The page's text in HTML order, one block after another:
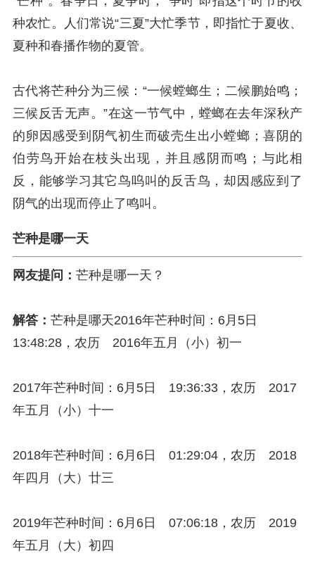
种农忙。人们常说“三夏”大忙季节，即指忙于夏收、
夏种和春播作物的夏管。
古代将芒种分为三候：“一候螳螂生；二候鹏始鸣；
三候反舌无声。”在这一节气中，螳螂在去年深秋产
的卵因感受到阴气初生而破壳生出小螳螂；喜阴的
伯劳鸟开始在枝头出现，并且感阴而鸣；与此相
反，能够学习其它鸟呜叫的反舌鸟，却因感应到了
阴气的出现而停止了鸣叫。
芒种是哪一天
网友提问： 芒种是哪一天？
解答： 芒种是哪天2016年芒种时间：6月5日
13:48:28，农历 2016年五月（小）初一
2017年芒种时间：6月5日 19:36:33，农历 2017
年五月（小）十一
2018年芒种时间：6月6日 01:29:04，农历 2018
年四月（大）廿三
2019年芒种时间：6月6日 07:06:18，农历 2019
年五月（大）初四